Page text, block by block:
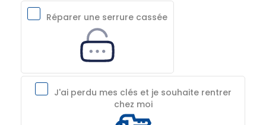
Réparer une serrure cassée
J'ai perdu mes clés et je souhaite rentrer
chez moi